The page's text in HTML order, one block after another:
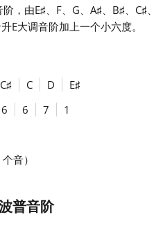
，由E♯、F、G、A♯、B♯、C♯、
E大调音阶加上一个小六度。
C♯ C D E♯
6 6 7 1
音）
普音阶